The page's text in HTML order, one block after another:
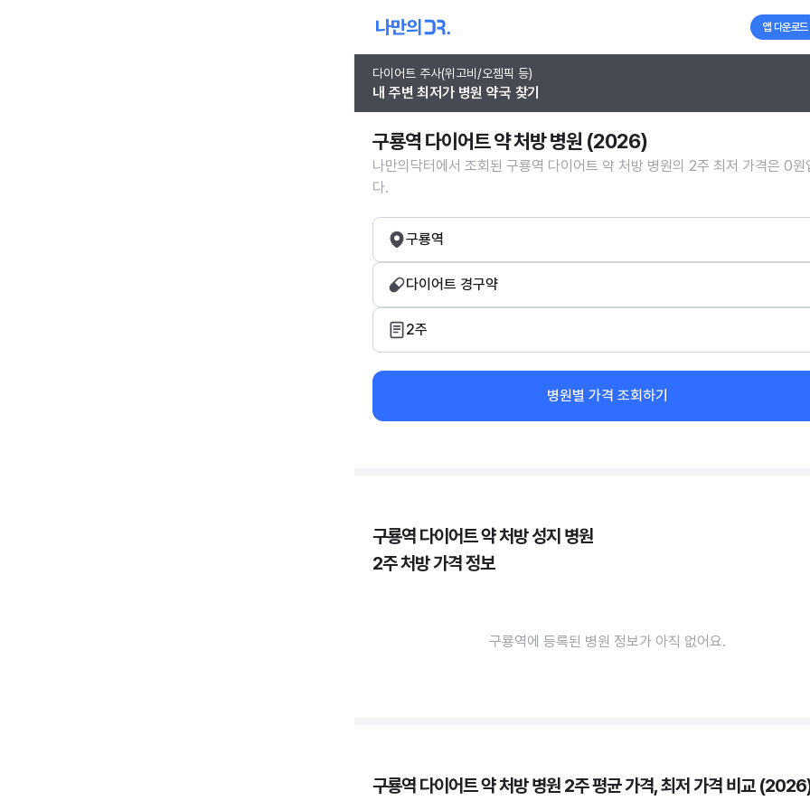
앱 다운로드
다이어트 주사(위고비/오젬픽 등)
내 주변 최저가 병원 약국 찾기
구룡역 다이어트 약 처방 병원 (2026)
나만의닥터에서 조회된 구룡역 다이어트 약 처방 병원의 2주 최저 가격은 0원
다.
구룡역
다이어트 경구약
2주
병원별 가격 조회하기
구룡역 다이어트 약 처방 성지 병원
2주 처방 가격 정보
구룡역에 등록된 병원 정보가 아직 없어요.
구룡역 다이어트 약 처방 병원 2주 평균 가격, 최저 가격 비교